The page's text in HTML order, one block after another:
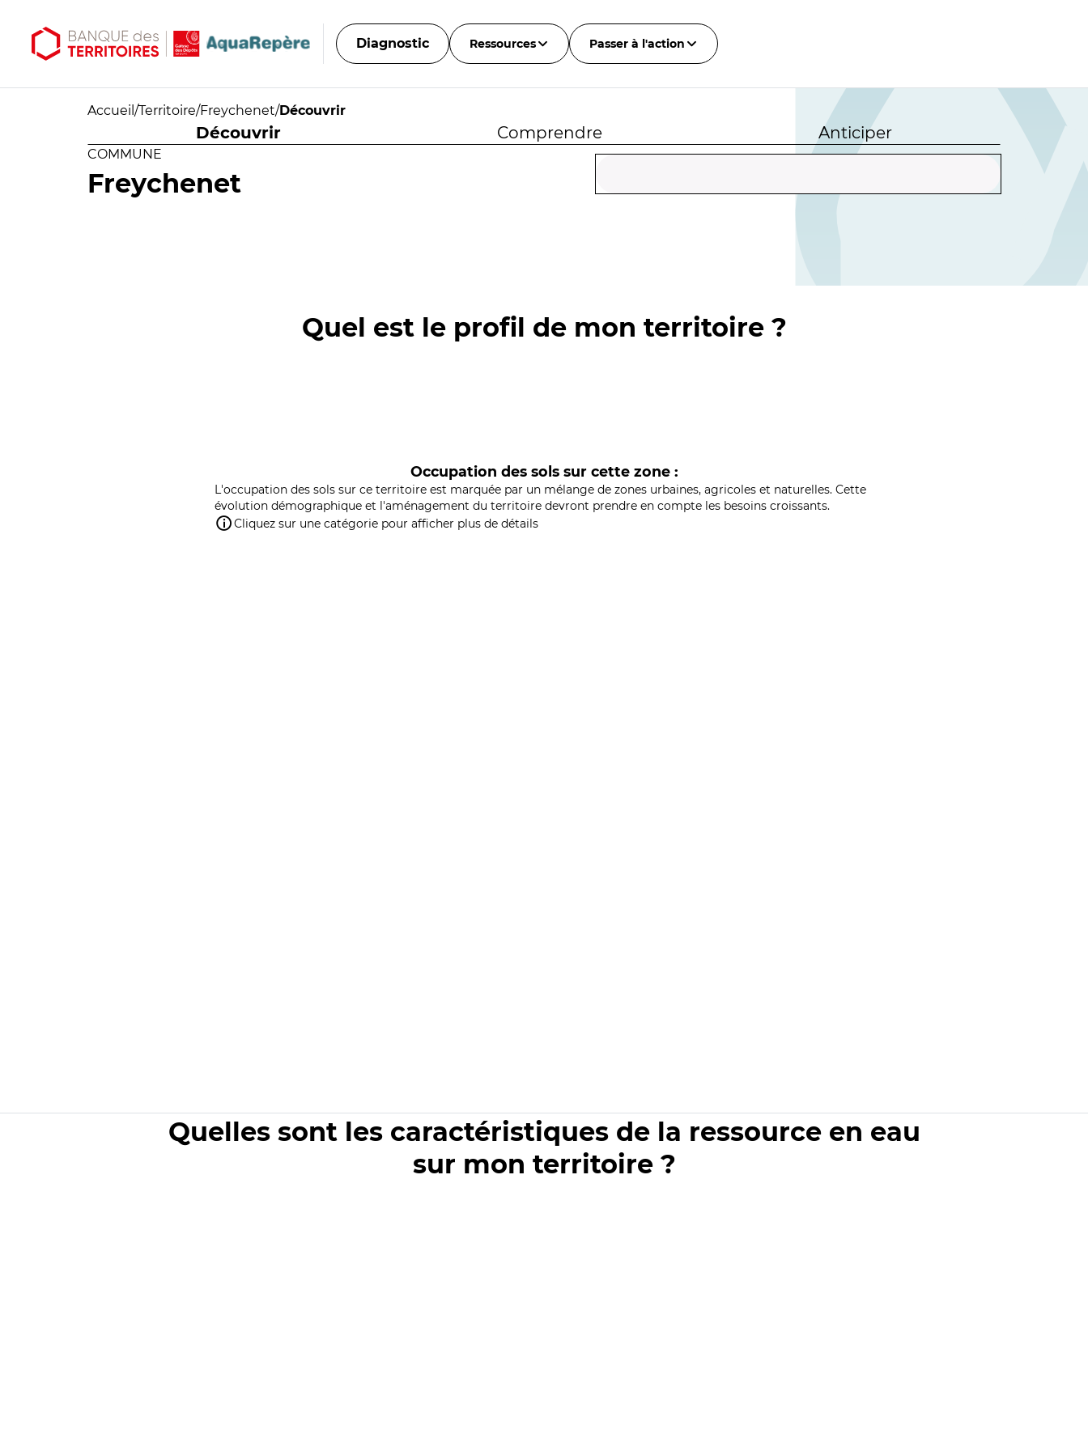
Diagnostic Ressources Passer à l'action
Accueil /Territoire/Freychenet/Découvrir
Découvrir Comprendre Anticiper
COMMUNE
Freychenet
Quel est le profil de mon territoire ?
Occupation des sols sur cette zone :
L'occupation des sols sur ce territoire est marquée par un mélange de zones urbaines, agricoles et naturelles. Cette
évolution démographique et l'aménagement du territoire devront prendre en compte les besoins croissants.
Cliquez sur une catégorie pour afficher plus de détails
Quelles sont les caractéristiques de la ressource en eau
sur mon territoire ?